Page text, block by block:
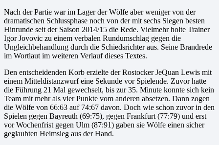
Nach der Partie war im Lager der Wölfe aber weniger von der
dramatischen Schlussphase noch von der mit sechs Siegen besten
Hinrunde seit der Saison 2014/15 die Rede. Vielmehr holte Trainer
Igor Jovovic zu einem verbalen Rundumschlag gegen die
Ungleichbehandlung durch die Schiedsrichter aus. Seine Brandrede
im Wortlaut im weiteren Verlauf dieses Textes.
Den entscheidenden Korb erzielte der Rostocker JeQuan Lewis mit
einem Mitteldistanzwurf eine Sekunde vor Spielende. Zuvor hatte
die Führung 21 Mal gewechselt, bis zur 35. Minute konnte sich kein
Team mit mehr als vier Punkte vom anderen absetzen. Dann zogen
die Wölfe von 66:63 auf 74:67 davon. Doch wie schon zuvor in den
Spielen gegen Bayreuth (69:75), gegen Frankfurt (77:79) und erst
vor Wochenfrist gegen Ulm (87:91) gaben sie Wölfe einen sicher
geglaubten Heimsieg aus der Hand.